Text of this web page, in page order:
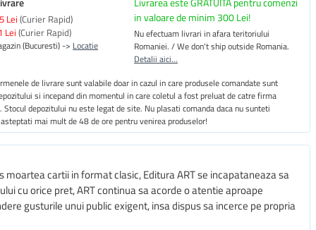
Lei (Curier Rapid)
Lei (Curier Rapid)
(Bucuresti) -> Locatie
in valoare de minim 300 Lei!
Nu efectuam livrari in afara teritoriului
Romaniei. / We don't ship outside Romania.
Detalii aici...
de livrare sunt valabile doar in cazul in care produsele comandate sunt
si incepand din momentul in care coletul a fost preluat de catre firma
Stocul depozitului nu este legat de site. Nu plasati comanda daca nu sunteti
mai mult de 48 de ore pentru venirea produselor!
cartii in format clasic, Editura ART se incapataneaza sa
cu orice pret, ART continua sa acorde o atentie aproape
gusturile unui public exigent, insa dispus sa incerce pe propria